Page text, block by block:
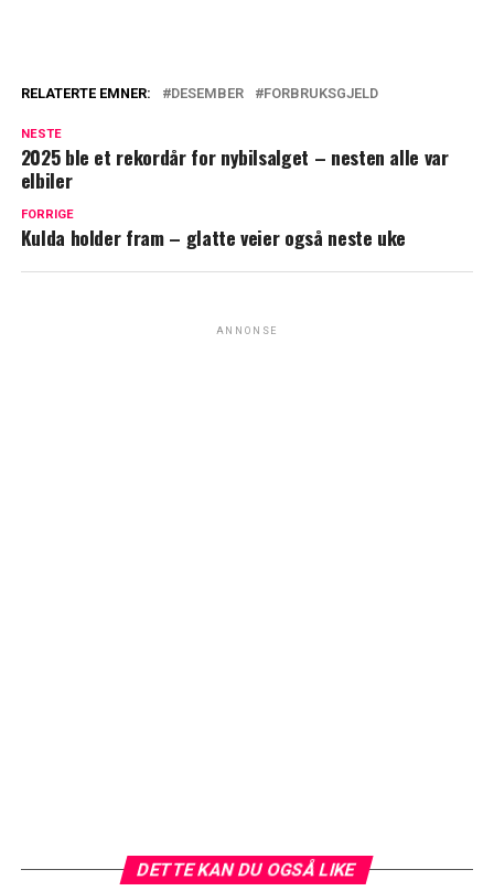
RELATERTE EMNER: DESEMBER FORBRUKSGJELD
NESTE
2025 ble et rekordår for nybilsalget – nesten alle var
elbiler
FORRIGE
Kulda holder fram – glatte veier også neste uke
ANNONSE
DETTE KAN DU OGSÅ LIKE